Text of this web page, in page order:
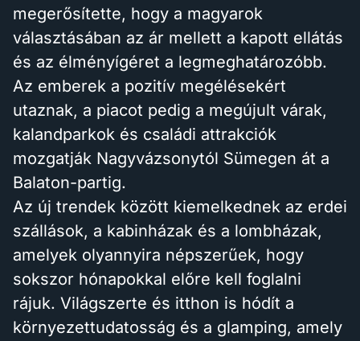
megerősítette, hogy a magyarok
választásában az ár mellett a kapott ellátás
és az élményígéret a legmeghatározóbb.
Az emberek a pozitív megélésekért
utaznak, a piacot pedig a megújult várak,
kalandparkok és családi attrakciók
mozgatják Nagyvázsonytól Sümegen át a
Balaton-partig.
Az új trendek között kiemelkednek az erdei
szállások, a kabinházak és a lombházak,
amelyek olyannyira népszerűek, hogy
sokszor hónapokkal előre kell foglalni
rájuk. Világszerte és itthon is hódít a
környezettudatosság és a glamping, amely